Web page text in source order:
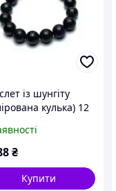
із шунгіту
кулька) 12
₴
Купити